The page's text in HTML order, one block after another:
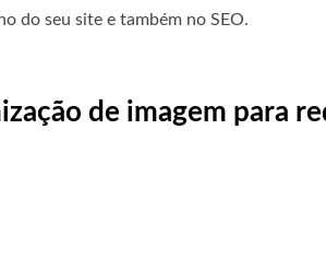
do seu site e também no SEO.
de imagem para